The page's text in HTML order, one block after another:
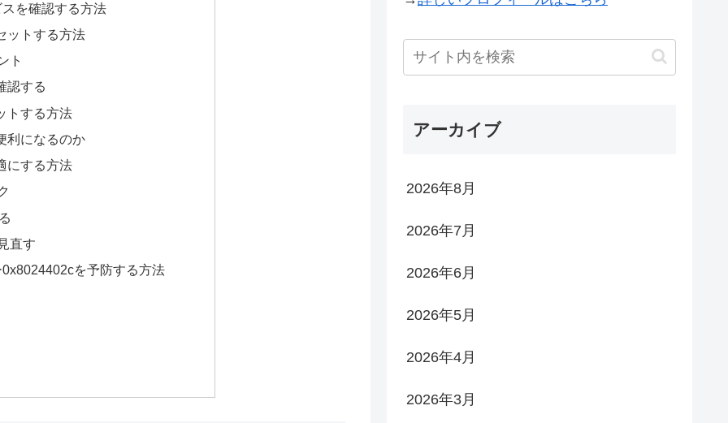
を確認する方法
ットする方法
ト
認する
トする方法
利になるのか
にする方法
直す
を予防する方法
アーカイブ
2026年8月
2026年7月
2026年6月
2026年5月
2026年4月
2026年3月